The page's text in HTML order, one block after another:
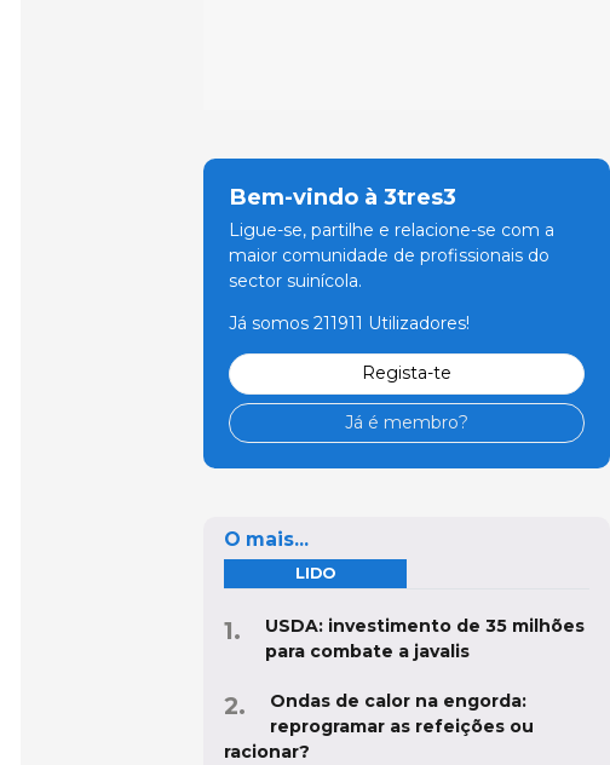
Bem-vindo à 3tres3
Ligue-se, partilhe e relacione-se com a
maior comunidade de profissionais do
sector suinícola.
Já somos 211911 Utilizadores!
Regista-te
Já é membro?
O mais...
LIDO
USDA: investimento de 35 milhões
para combate a javalis
Ondas de calor na engorda:
reprogramar as refeições ou
racionar?